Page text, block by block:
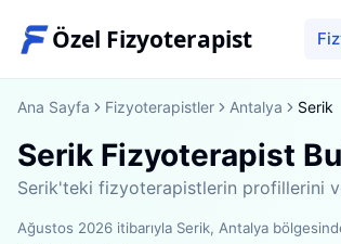
Özel Fizyoterapist
Ana Sayfa Fizyoterapistler Antalya Serik
Serik Fizyoterapist
Serik'teki fizyoterapistlerin profillerini
Ağustos 2026 itibarıyla Serik, Antalya